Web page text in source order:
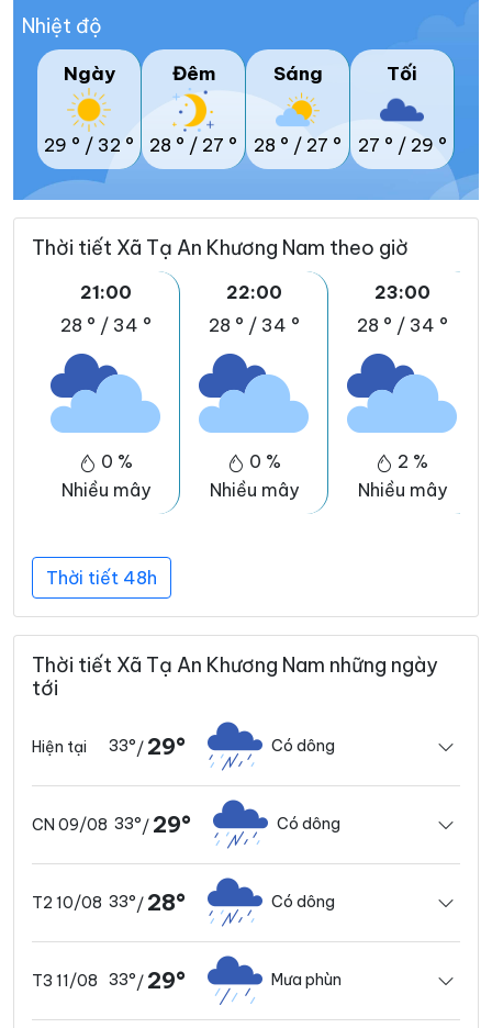
Nhiệt độ
Ngày
29 ° / 32 °
Đêm
28 ° / 27 °
Sáng
28 ° / 27 °
Tối
27 ° / 29 °
Thời tiết Xã Tạ An Khương Nam theo giờ
21:00
28 ° / 34 °
0 %
Nhiều mây
22:00
28 ° / 34 °
0 %
Nhiều mây
23:00
28 ° / 34 °
2 %
Nhiều mây
Thời tiết 48h
Thời tiết Xã Tạ An Khương Nam những ngày
tới
Hiện tại 33°/ 29° Có dông
CN 09/08 33°/ 29° Có dông
T2 10/08 33°/ 28° Có dông
T3 11/08 33°/ 29° Mưa phùn